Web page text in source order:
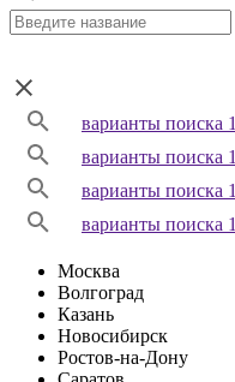
варианты поиска 1
варианты поиска 1
варианты поиска 1
варианты поиска 1
Москва
Волгоград
Казань
Новосибирск
Ростов-на-Дону